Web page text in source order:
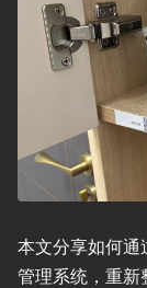
本文分享如何
管理系统，重新